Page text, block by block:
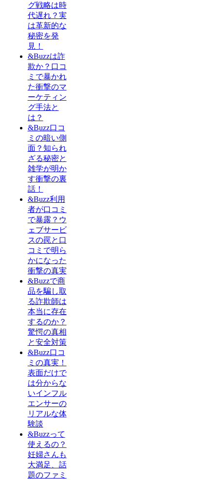
グ戦略は時
代遅れ？実
は革新的な
秘密を発
見！
&Buzzは詐
欺か？口コ
ミで暴かれ
た衝撃のマ
ーケティン
グ手法と
は？
&Buzz口コ
ミの暗い側
面？知られ
ざる秘密と
雑学が明か
す衝撃の裏
話！
&Buzz利用
者が口コミ
で暴露？ウ
ェブサービ
スの罠と口
コミで明ら
かになった
衝撃の真実
&Buzzで商
品を騙し取
る詐欺師は
本当に存在
するのか？
驚愕の真相
と安全対策
&Buzz口コ
ミの真実！
表面だけで
は分からな
いインフル
エンサーの
リアルな体
験談
&Buzzって
使えるの？
妊婦さんも
大満足、話
題のファミ